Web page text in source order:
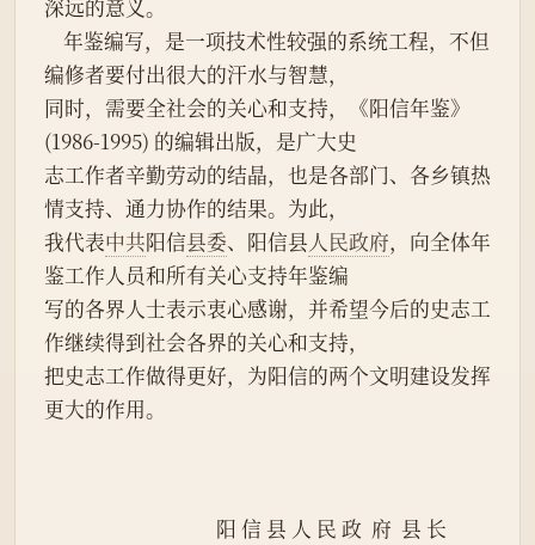
深远的意义。
编修者要付出很大的汗水与智慧，
同时，需要全社会的关心和支持，《阳信年鉴》
(1986-1995) 的编辑出版，是广大史
志工作者辛勤劳动的结晶，也是各部门、各乡镇热
情支持、通力协作的结果。为此，
我代表中共阳信县委、阳信县人民政府，向全体年
鉴工作人员和所有关心支持年鉴编
写的各界人士表示衷心感谢，并希望今后的史志工
作继续得到社会各界的关心和支持，
把史志工作做得更好，为阳信的两个文明建设发挥
更大的作用。
                                    阳 信 县 人 民 政  府  县 长